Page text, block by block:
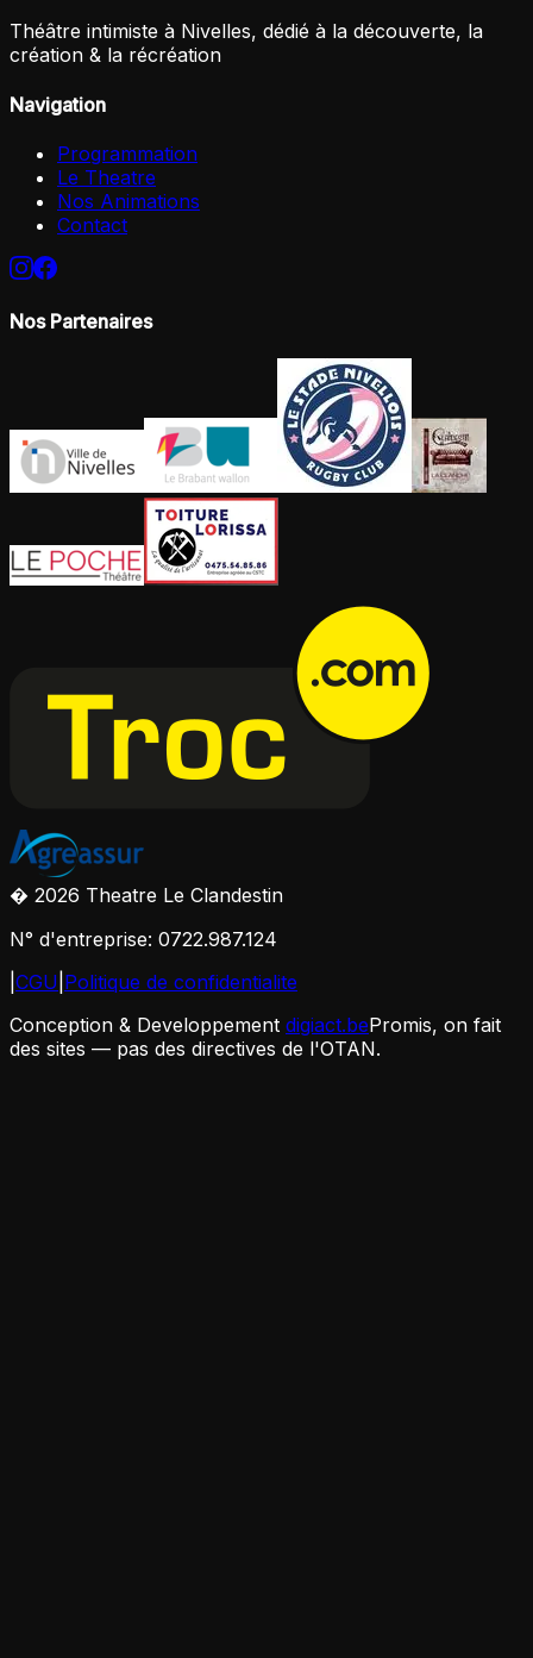
Théâtre intimiste à Nivelles, dédié à la découverte, la
création & la récréation
Navigation
Programmation
Le Theatre
Nos Animations
Contact
Nos Partenaires
� 2026 Theatre Le Clandestin
N° d'entreprise: 0722.987.124
CGU Politique de confidentialite
Conception & Developpement digiact.bePromis, on fait
des sites — pas des directives de l'OTAN.